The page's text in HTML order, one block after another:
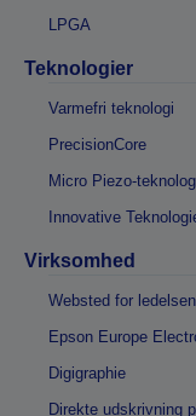
LPGA
Teknologier
Varmefri teknologi
PrecisionCore
Micro Piezo-
Innovative
Virksomhed
Websted for ledelsen
Epson Europe
Digigraphie
Direkte udskrivning